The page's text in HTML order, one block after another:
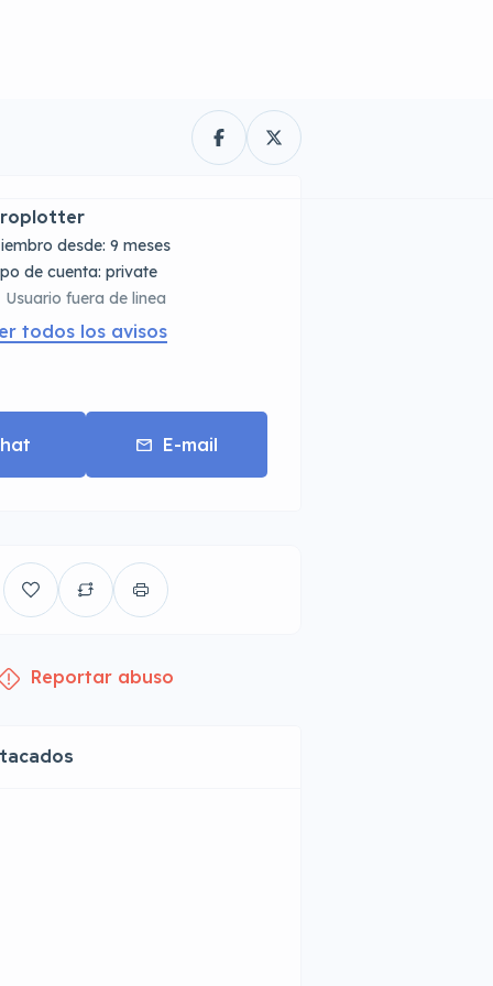
desde: 9 meses
de cuenta: private
Usuario fuera de linea
todos los avisos
E-mail
Reportar abuso